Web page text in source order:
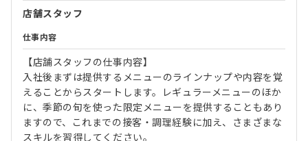
店舗スタッフ
仕事内容
【店舗スタッフの仕事内容】
入社後まずは提供するメニューのラインナップや内容を覚
えることからスタートします。レギュラーメニューのほか
に、季節の旬を使った限定メニューを提供することもあり
ますので、これまでの接客・調理経験に加え、さまざまな
スキルを習得してください。